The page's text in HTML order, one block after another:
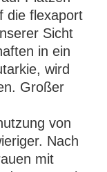
die flexaport
Sicht
in ein
wird
Großer
von
Nach
mit